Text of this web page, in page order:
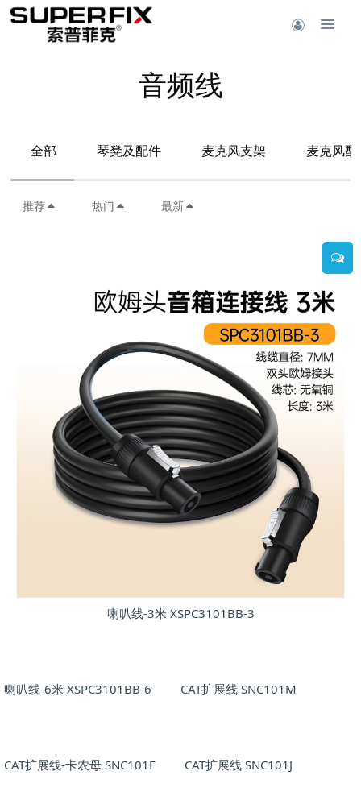
音频线
全部 琴凳及配件 麦克风支架 麦克风
推荐 热门 最新
喇叭线-3米 XSPC3101BB-3
喇叭线-6米 XSPC3101BB-6 CAT扩展线 SNC101M
CAT扩展线-卡农母 SNC101F CAT扩展线 SNC101J